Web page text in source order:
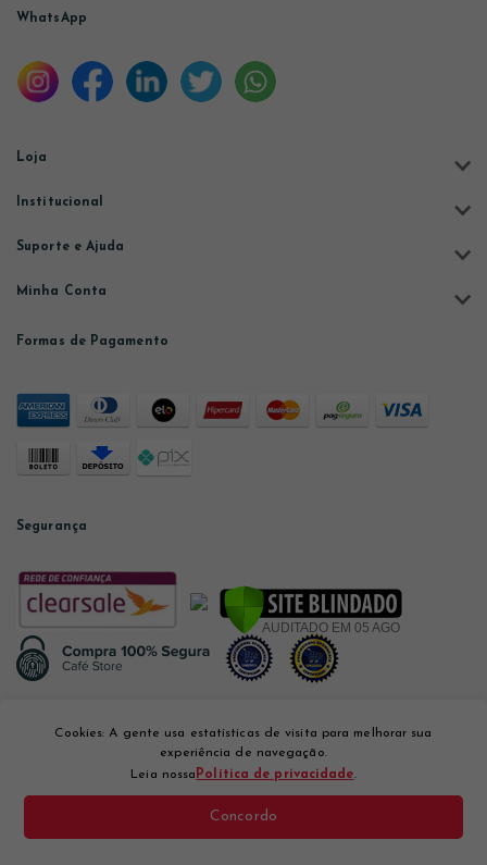
WhatsApp
Loja
Institucional
Suporte e Ajuda
Minha Conta
Formas de Pagamento
Segurança
Cookies: A gente usa estatísticas de visita para melhorar sua
experiência de navegação.
Leia nossa Política de privacidade.
Concordo